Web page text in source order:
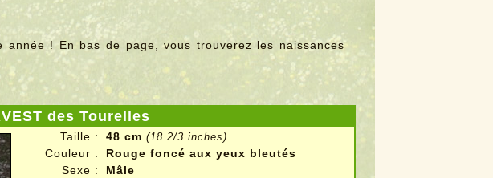
! En bas de page, vous trouverez les naissances
des Tourelles
Taille :
Couleur :
Sexe :
48 cm (18.2/3 inches)
Rouge foncé aux yeux bleutés
Mâle